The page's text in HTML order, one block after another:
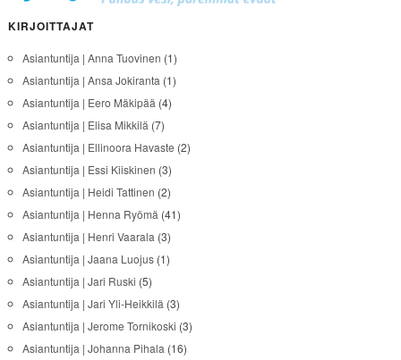
KIRJOITTAJAT
Asiantuntija | Anna Tuovinen (1)
Asiantuntija | Ansa Jokiranta (1)
Asiantuntija | Eero Mäkipää (4)
Asiantuntija | Elisa Mikkilä (7)
Asiantuntija | Ellinoora Havaste (2)
Asiantuntija | Essi Kiiskinen (3)
Asiantuntija | Heidi Tattinen (2)
Asiantuntija | Henna Ryömä (41)
Asiantuntija | Henri Vaarala (3)
Asiantuntija | Jaana Luojus(1)
Asiantuntija | Jari Ruski (5)
Asiantuntija | Jari Yli-Heikkilä (3)
Asiantuntija | Jerome Tornikoski (3)
Asiantuntija | Johanna Pihala (16)